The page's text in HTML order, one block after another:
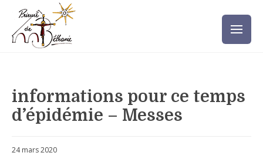
informations pour ce temps
d’épidémie – Messes
24 mars 2020